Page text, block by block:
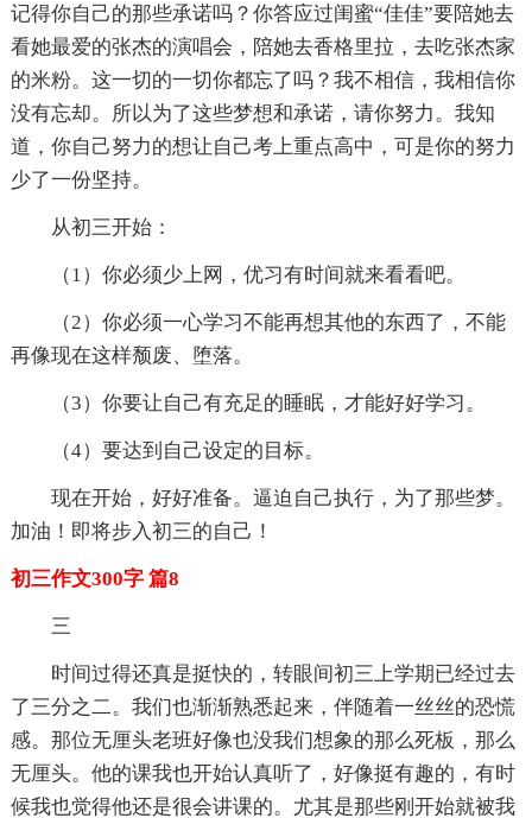
记得你自己的那些承诺吗？你答应过闺蜜“佳佳”要陪她去
看她最爱的张杰的演唱会，陪她去香格里拉，去吃张杰家
的米粉。这一切的一切你都忘了吗？我不相信，我相信你
没有忘却。所以为了这些梦想和承诺，请你努力。我知
道，你自己努力的想让自己考上重点高中，可是你的努力
少了一份坚持。
从初三开始：
（1）你必须少上网，优习有时间就来看看吧。
（2）你必须一心学习不能再想其他的东西了，不能
再像现在这样颓废、堕落。
（3）你要让自己有充足的睡眠，才能好好学习。
（4）要达到自己设定的目标。
现在开始，好好准备。逼迫自己执行，为了那些梦。
加油！即将步入初三的自己！
初三作文300字 篇8
三
时间过得还真是挺快的，转眼间初三上学期已经过去
了三分之二。我们也渐渐熟悉起来，伴随着一丝丝的恐慌
感。那位无厘头老班好像也没我们想象的那么死板，那么
无厘头。他的课我也开始认真听了，好像挺有趣的，有时
候我也觉得他还是很会讲课的。尤其是那些刚开始就被我